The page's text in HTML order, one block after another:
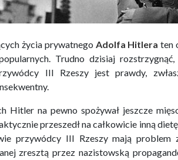
życia prywatnego Adolfa Hitlera ten
Trudno dzisiaj
III Rzeszy jest prawdy,
Hitler na pewno spożywał jeszcze
przeszedł na całkowicie inną
przywódcy III Rzeszy mają problem
zresztą przez nazistowską